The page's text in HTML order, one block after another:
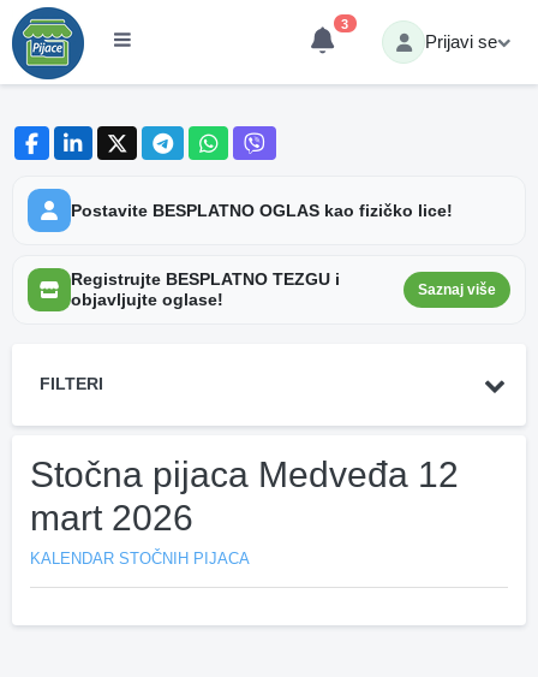
3
Prijavi se
Postavite BESPLATNO OGLAS kao fizičko lice!
Registrujte BESPLATNO TEZGU i
objavljujte oglase!
Saznaj više
FILTERI
Stočna pijaca Medveđa 12
mart 2026
KALENDAR STOČNIH PIJACA